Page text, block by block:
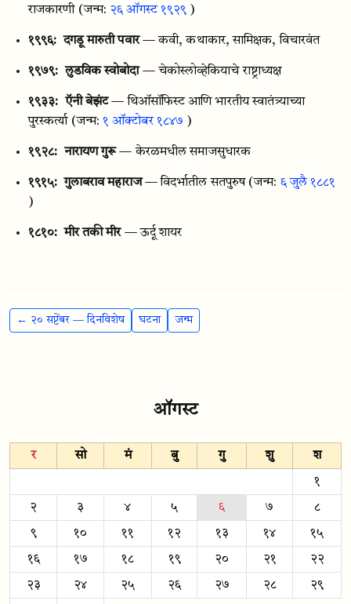
राजकारणी (जन्म: २६ ऑगस्ट १९२९ )
१९९६: दगडू मारुती पवार — कवी, कथाकार, सामिक्षक, विचारवंत
१९७९: लुडविक स्वोबोदा — चेकोस्लोव्हेकियाचे राष्ट्राध्यक्ष
१९३३: ऍनी बेझंट — थिऑसॉफिस्ट आणि भारतीय स्वातंत्र्याच्या
पुरस्कर्त्या (जन्म:१ ऑक्टोबर १८४७ )
१९२८: नारायण गुरू — केरळमधील समाजसुधारक
१९१५: गुलाबराव महाराज — विदर्भातील सतपुरुष (जन्म: ६ जुलै १८८१
)
१८१०: मीर तकी मीर — ऊर्दू शायर
← २० सप्टेंबर — दिनविशेष घटना जन्म
ऑगस्ट
र सो मं बु गु शु श
१
२ ३ ४ ५ ६ ७ ८
९ १० ११ १२ १३ १४ १५
१६ १७ १८ १९ २० २१ २२
२३ २४ २५ २६ २७ २८ २९